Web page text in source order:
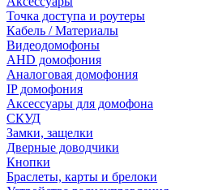
Точка доступа и роутеры
Кабель / Материалы
Видеодомофоны
AHD домофония
Аналоговая домофония
IP домофония
Аксессуары для домофона
СКУД
Замки, защелки
Дверные доводчики
Кнопки
Браслеты, карты и брелоки